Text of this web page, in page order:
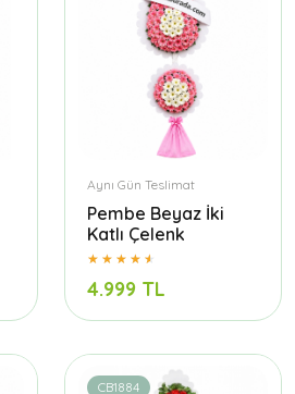
Aynı Gün Teslimat
Pembe Beyaz İki
Katlı Çelenk
4.999 TL
CB1884